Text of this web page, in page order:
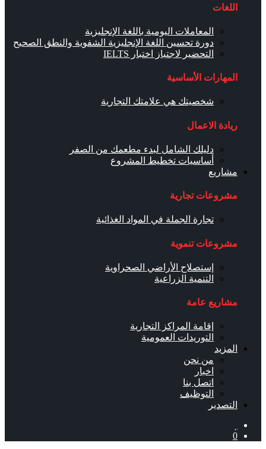
اللغات
المعاملات اليومية باللغة الإنجليزية
دورة تحسين اللغة الإنجليزية الشفوية والنطق الصحيح
التحضير لاجتياز اختبار IELTS
المهارات الأساسية
شخصيتك هي علامتك التجارية
ريادة الاعمال
دليلك الشامل لبدء مطعمك من الصفر
أساسيات تخطيط المشروع
مشاريع
مشروعات تجارية
تجارة الجملة في المواد الغذائية
مشروعات تنموية
إستصلاح الأراضي الصحراوية
التنمية الزراعية
مشاريع عامة
إقامة المراكز التجارية
التوريدات العمومية
المزيد
من نحن
اخبار
اتصل بنا
التوظيف
التصدير
0